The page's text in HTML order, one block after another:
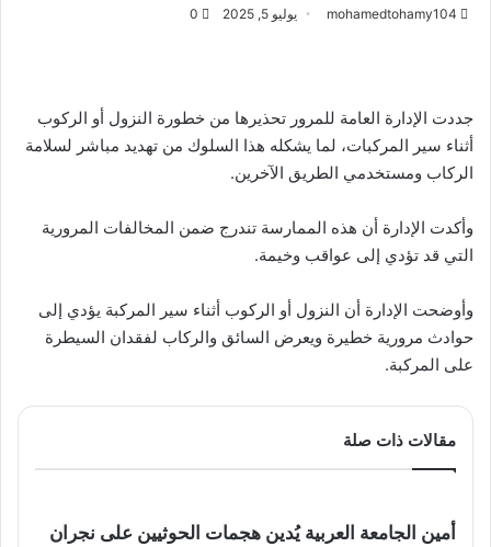
mohamedtohamy104 يوليو 5, 2025 0
جددت الإدارة العامة للمرور تحذيرها من خطورة النزول أو الركوب
أثناء سير المركبات، لما يشكله هذا السلوك من تهديد مباشر لسلامة
الركاب ومستخدمي الطريق الآخرين.
وأكدت الإدارة أن هذه الممارسة تندرج ضمن المخالفات المرورية
التي قد تؤدي إلى عواقب وخيمة.
وأوضحت الإدارة أن النزول أو الركوب أثناء سير المركبة يؤدي إلى
حوادث مرورية خطيرة ويعرض السائق والركاب لفقدان السيطرة
على المركبة.
مقالات ذات صلة
أمين الجامعة العربية يُدين هجمات الحوثيين على نجران